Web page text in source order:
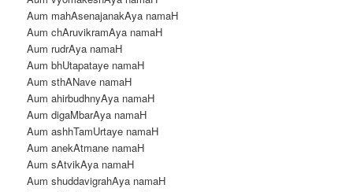
Aum mahAsenajanakAya namaH
Aum chAruvikramAya namaH
Aum rudrAya namaH
Aum bhUtapataye namaH
Aum sthANave namaH
Aum ahirbudhnyAya namaH
Aum digaMbarAya namaH
Aum ashhTamUrtaye namaH
Aum anekAtmane namaH
Aum sAtvikAya namaH
Aum shuddavigrahAya namaH